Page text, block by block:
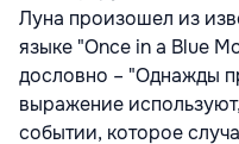
Луна произошел из
языке "Once in a Blue
дословно – "Однажды
выражение используют,
событии, которое